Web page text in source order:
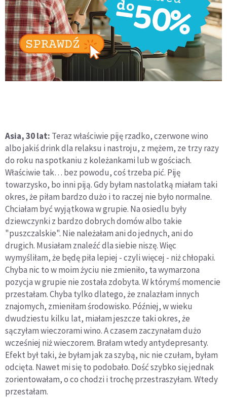
Asia, 30 lat: Teraz właściwie piję rzadko, czerwone wino
albo jakiś drink dla relaksu i nastroju, z mężem, ze trzy razy
do roku na spotkaniu z koleżankami lub w gościach.
Właściwie tak… bez powodu, coś trzeba pić. Piję
towarzysko, bo inni piją. Gdy byłam nastolatką miałam taki
okres, że piłam bardzo dużo i to raczej nie było normalne.
Chciałam być wyjątkowa w grupie. Na osiedlu były
dziewczynki z bardzo dobrych domów albo takie
"puszczalskie". Nie należałam ani do jednych, ani do
drugich. Musiałam znaleźć dla siebie niszę. Więc
wymyśliłam, że będę piła lepiej - czyli więcej - niż chłopaki.
Chyba nic to w moim życiu nie zmieniło, ta wymarzona
pozycja w grupie nie została zdobyta. W którymś momencie
przestałam. Chyba tylko dlatego, że znalazłam innych
znajomych, zmieniłam środowisko. Później, w wieku
dwudziestu kilku lat, miałam jeszcze taki okres, że
sączyłam wieczorami wino. A czasem zaczynałam dużo
wcześniej niż wieczorem. Brałam wtedy antydepresanty.
Efekt był taki, że byłam jak za szybą, nic nie czułam, byłam
odcięta. Nawet mi się to podobało. Dość szybko się jednak
zorientowałam, o co chodzi i trochę przestraszyłam. Wtedy
przestałam.